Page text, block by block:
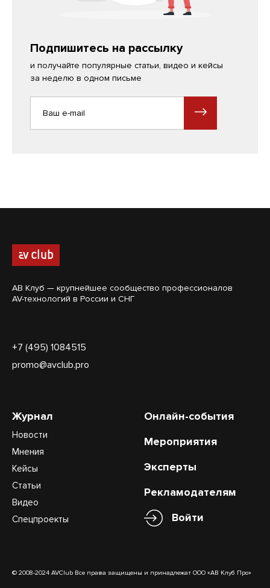
Подпишитесь на рассылку
и получайте популярные статьи, видео и кейсы
за неделю в одном письме
АВ Клуб — крупнейшее сообщество профессионалов
AV-технологий в России и СНГ
+7 (495) 1084515
promo@avclub.pro
Журнал
Новости
Мнения
Кейсы
Статьи
Видео
Спецпроекты
Онлайн-события
Мероприятия
Эксперты
Рекламодателям
Войти
© 2008-2024 AVClub Все права защищены и принадлежат ООО «АВ Клуб Про»